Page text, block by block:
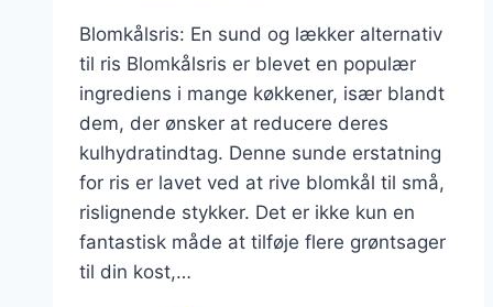
Blomkålsris: En sund og lækker alternativ
til ris Blomkålsris er blevet en populær
ingrediens i mange køkkener, især blandt
dem, der ønsker at reducere deres
kulhydratindtag. Denne sunde erstatning
for ris er lavet ved at rive blomkål til små,
rislignende stykker. Det er ikke kun en
fantastisk måde at tilføje flere grøntsager
til din kost,…